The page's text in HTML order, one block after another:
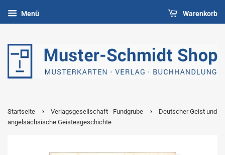
Menü Warenkorb
Startseite › Verlagsgesellschaft - Fundgrube ›
Deutscher Geist und
angelsächsische Geistesgeschichte